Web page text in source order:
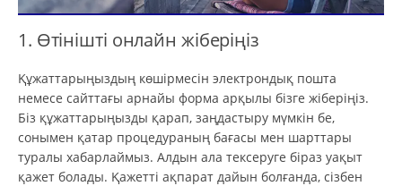
1. Өтінішті онлайн жіберіңіз
Құжаттарыңыздың көшірмесін электрондық пошта
немесе сайттағы арнайы форма арқылы бізге жіберіңіз.
Біз құжаттарыңызды қарап, заңдастыру мүмкін бе,
сонымен қатар процедураның бағасы мен шарттары
туралы хабарлаймыз. Алдын ала тексеруге біраз уақыт
қажет болады. Қажетті ақпарат дайын болғанда, сізбен